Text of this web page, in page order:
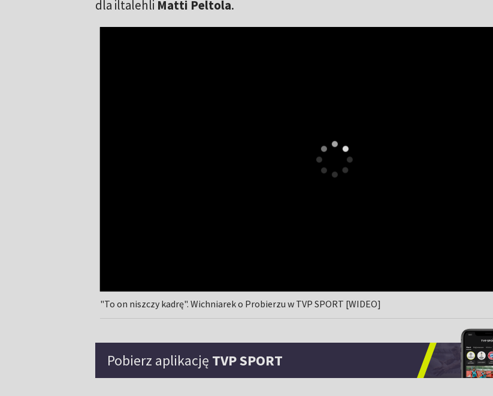
dla iltalehli Matti Peltola.
"To on niszczy kadrę". Wichniarek o Probierzu w TVP SPORT [WIDEO]
Pobierz aplikację TVP SPORT